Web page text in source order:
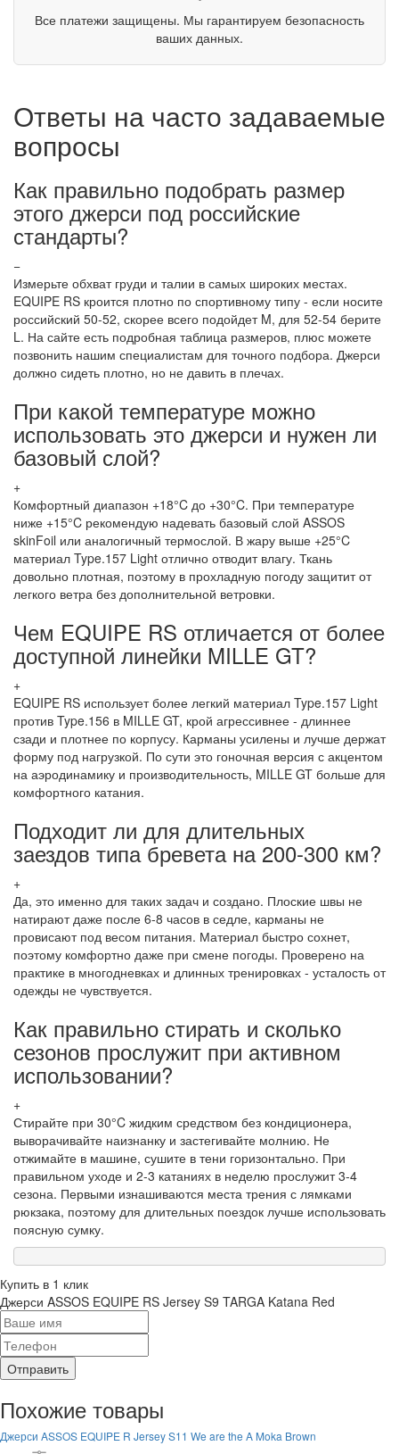
Все платежи защищены. Мы гарантируем безопасность
ваших данных.
Ответы на часто задаваемые
вопросы
Как правильно подобрать размер
этого джерси под российские
стандарты?
−
Измерьте обхват груди и талии в самых широких местах.
EQUIPE RS кроится плотно по спортивному типу - если носите
российский 50-52, скорее всего подойдет M, для 52-54 берите
L. На сайте есть подробная таблица размеров, плюс можете
позвонить нашим специалистам для точного подбора. Джерси
должно сидеть плотно, но не давить в плечах.
При какой температуре можно
использовать это джерси и нужен ли
базовый слой?
+
Комфортный диапазон +18°C до +30°C. При температуре
ниже +15°C рекомендую надевать базовый слой ASSOS
skinFoil или аналогичный термослой. В жару выше +25°C
материал Type.157 Light отлично отводит влагу. Ткань
довольно плотная, поэтому в прохладную погоду защитит от
легкого ветра без дополнительной ветровки.
Чем EQUIPE RS отличается от более
доступной линейки MILLE GT?
+
EQUIPE RS использует более легкий материал Type.157 Light
против Type.156 в MILLE GT, крой агрессивнее - длиннее
сзади и плотнее по корпусу. Карманы усилены и лучше держат
форму под нагрузкой. По сути это гоночная версия с акцентом
на аэродинамику и производительность, MILLE GT больше для
комфортного катания.
Подходит ли для длительных
заездов типа бревета на 200-300 км?
+
Да, это именно для таких задач и создано. Плоские швы не
натирают даже после 6-8 часов в седле, карманы не
провисают под весом питания. Материал быстро сохнет,
поэтому комфортно даже при смене погоды. Проверено на
практике в многодневках и длинных тренировках - усталость от
одежды не чувствуется.
Как правильно стирать и сколько
сезонов прослужит при активном
использовании?
+
Стирайте при 30°C жидким средством без кондиционера,
выворачивайте наизнанку и застегивайте молнию. Не
отжимайте в машине, сушите в тени горизонтально. При
правильном уходе и 2-3 катаниях в неделю прослужит 3-4
сезона. Первыми изнашиваются места трения с лямками
рюкзака, поэтому для длительных поездок лучше использовать
поясную сумку.
Купить в 1 клик
Джерси ASSOS EQUIPE RS Jersey S9 TARGA Katana Red
Отправить
Похожие товары
Джерси ASSOS EQUIPE R Jersey S11 We are the A Moka Brown